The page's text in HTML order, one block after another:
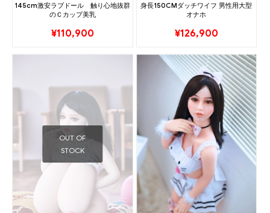
145cm激安ラブドール 触り心地抜群
のＣカップ美乳
¥110,900
身長150CMダッチワイフ 男性用大型
オナホ
¥126,900
OUT OF
STOCK